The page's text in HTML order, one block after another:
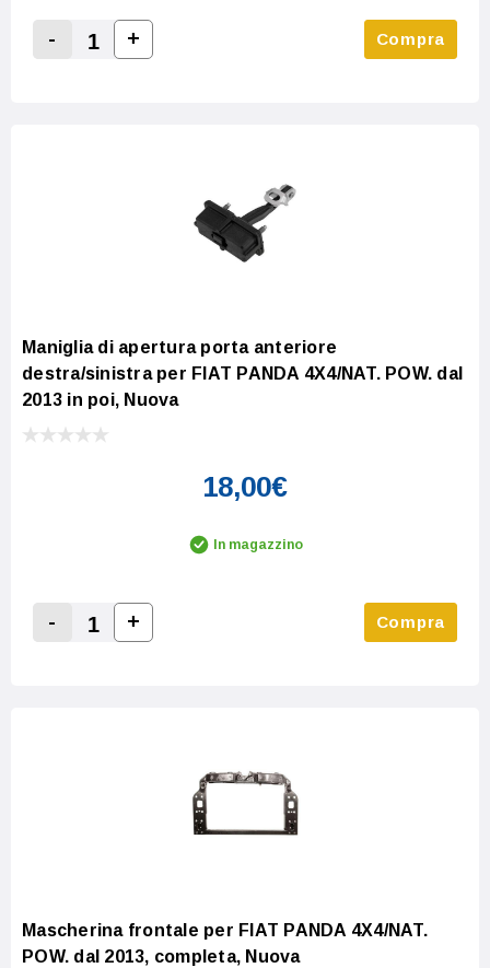
Decrease Quantity:
-
Increase Quantity:
+ Compra
Maniglia di apertura porta anteriore
destra/sinistra per FIAT PANDA 4X4/NAT. POW. dal
2013 in poi, Nuova
18,00€
In magazzino
Decrease Quantity:
-
Increase Quantity:
+ Compra
Mascherina frontale per FIAT PANDA 4X4/NAT.
POW. dal 2013, completa, Nuova